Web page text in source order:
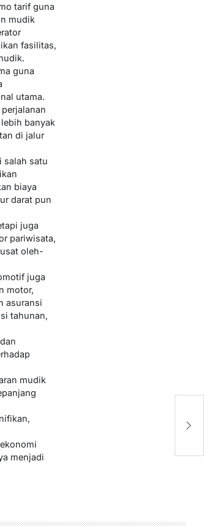
tarif guna
mudik
fasilitas,
guna
utama.
banyak
di jalur
salah satu
biaya
darat pun
juga
pariwisata,
oleh-
juga
motor,
asuransi
tahunan,
mudik
menjadi